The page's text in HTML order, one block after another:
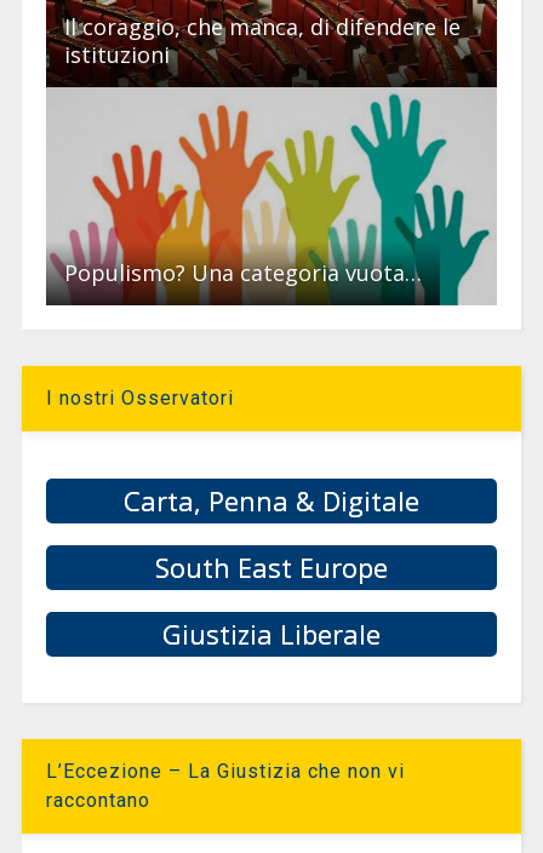
Il coraggio, che manca, di difendere le
istituzioni
Populismo? Una categoria vuota…
I nostri Osservatori
Carta, Penna & Digitale
South East Europe
Giustizia Liberale
L’Eccezione – La Giustizia che non vi
raccontano